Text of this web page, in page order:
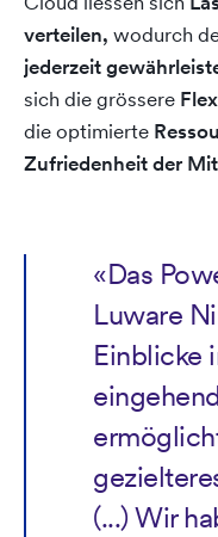
verteilen, wodurch
jederzeit
sich die grössere
die optimierte
Zufriedenheit der
«Das
Luware
Einblicke
(...) Wir